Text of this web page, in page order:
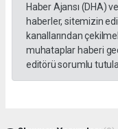
Haber Ajansı (DHA)
haberler, sitemizin
kanallarından
muhataplar haberi
editörü sorumlu